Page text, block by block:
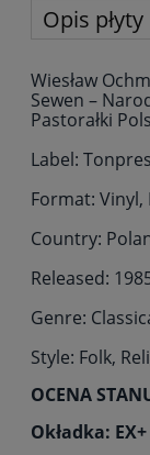
Opis płyty
Wiesław
Sewen –
Pastorałki
Label:
Format: Vinyl,
Country:
Released:
Genre:
Style: Folk,
OCENA
Okładka: EX+